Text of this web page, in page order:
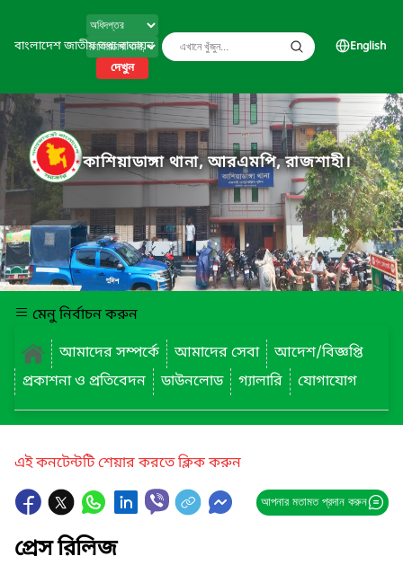
বাংলাদেশ জাতীয় তথ্য বাতায়ন
দেখুন
English
কাশিয়াডাঙ্গা থানা, আরএমপি, রাজশাহী।
মেনু নির্বাচন করুন
আমাদের সম্পর্কে
আমাদের সেবা
আদেশ/বিজ্ঞপ্তি
প্রকাশনা ও প্রতিবেদন
ডাউনলোড গ্যালারি যোগাযোগ
এই কনটেন্টটি শেয়ার করতে ক্লিক করুন
আপনার মতামত প্রদান করুন
প্রেস রিলিজ